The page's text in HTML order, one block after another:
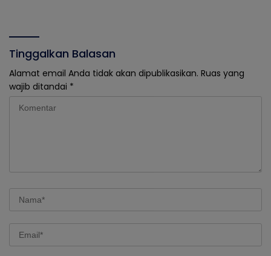
Tinggalkan Balasan
Alamat email Anda tidak akan dipublikasikan. Ruas yang
wajib ditandai *